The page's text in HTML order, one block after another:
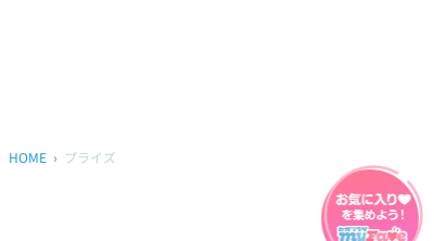
HOME プライズ